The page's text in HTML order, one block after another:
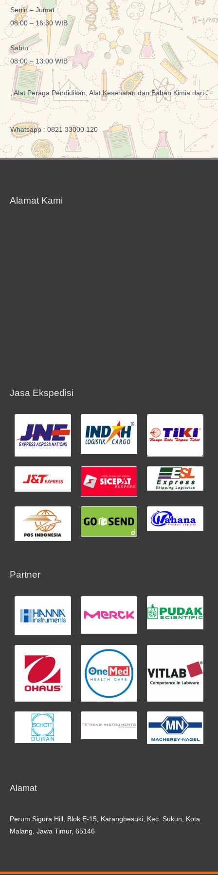
Senin – Jumat :
08:00 – 16:30 WIB
Sabtu :
08:00 – 13:00 WIB
Peraga Pendidikan, Alat Kesehatan dan Bahan Kimia dari Jenjang
Whatsapp : 0821 33000 120
Alamat Kami
Jasa Ekspedisi
Partner
Alamat
Perum Sigura Hill, Blok E-15, Karangbesuki, Kec. Sukun, Kota
Malang, Jawa Timur, 65146